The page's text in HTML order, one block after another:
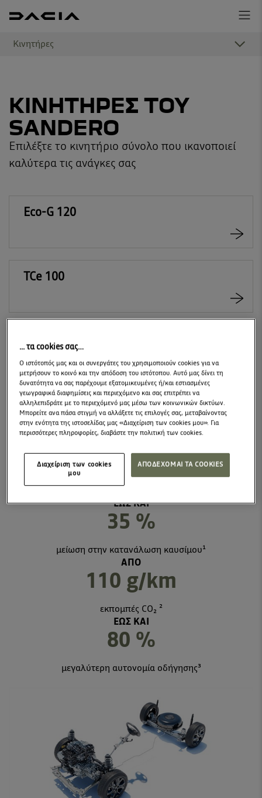
Κινητήρες
ΚΙΝΗΤΗΡΕΣ ΤΟΥ
SANDERO
Επιλέξτε το κινητήριο σύνολο που ικανοποιεί
καλύτερα τις ανάγκες σας
Eco-G 120
TCe 100
Ο ΠΡΩΤΟΣ ΚΙΝΗΤΗΡΑΣ 2ΠΛΟΥ ΚΑΥΣΙΜΟΥ (ΒΕΝΖΙΝΗΣ-LPG) ΤΗΣ
DACIA
ΚΙΝΗΤΗΡΑΣ 2ΠΛΟΥ
ΚΑΥΣΙΜΟΥ ECO-G 120
120 hp
ΕΩΣ ΚΑΙ
35 %
μείωση στην κατανάλωση καυσίμου¹
ΑΠΟ
110 g/km
εκπομπές CO₂ ²
ΕΩΣ ΚΑΙ
80 %
μεγαλύτερη αυτονομία οδήγησης³
... τα cookies σας…
Ο ιστότοπός μας και οι συνεργάτες του χρησιμοποιούν cookies για να
μετρήσουν το κοινό και την απόδοση του ιστότοπου. Αυτό μας δίνει τη
δυνατότητα να σας παρέχουμε εξατομικευμένες ή/και εστιασμένες
γεωγραφικά διαφημίσεις και περιεχόμενο και σας επιτρέπει να
αλληλεπιδράτε με το περιεχόμενό μας μέσω των κοινωνικών δικτύων.
Μπορείτε ανα πάσα στιγμή να αλλάξετε τις επιλογές σας, μεταβαίνοντας
στην ενότητα της ιστοσελίδας μας «Διαχείριση των cookies μου». Για
περισσότερες πληροφορίες, διαβάστε την πολιτική των cookies.
ΑΠΟΔΕΧΟΜΑΙ ΤΑ COOKIES
Διαχείριση των cookies
μου